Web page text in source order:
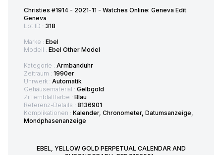
Christies #1914 - 2021-11 - Watches Online: Geneva Edit
Geneva
Lot ID : 318
Marke : Ebel
Modell : Ebel Other Model
Kategorie : Armbanduhr
Zeitraum : 1990er
Uhrwerk : Automatik
Gehäusematerial : Gelbgold
Ziffernblattfarbe : Blau
Referenz-Details : 8136901
Komplikationen : Kalender, Chronometer, Datumsanzeige,
Mondphasenanzeige
EBEL, YELLOW GOLD PERPETUAL CALENDAR AND